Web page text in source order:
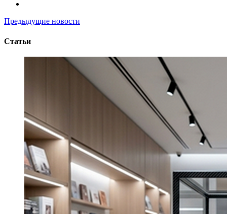
Предыдущие новости
Статьи